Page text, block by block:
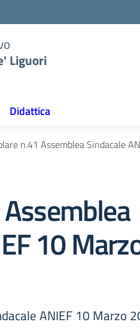
Liguori
Didattica
n.41 Assemblea Sindacale
10
ANIEF 10 Marzo